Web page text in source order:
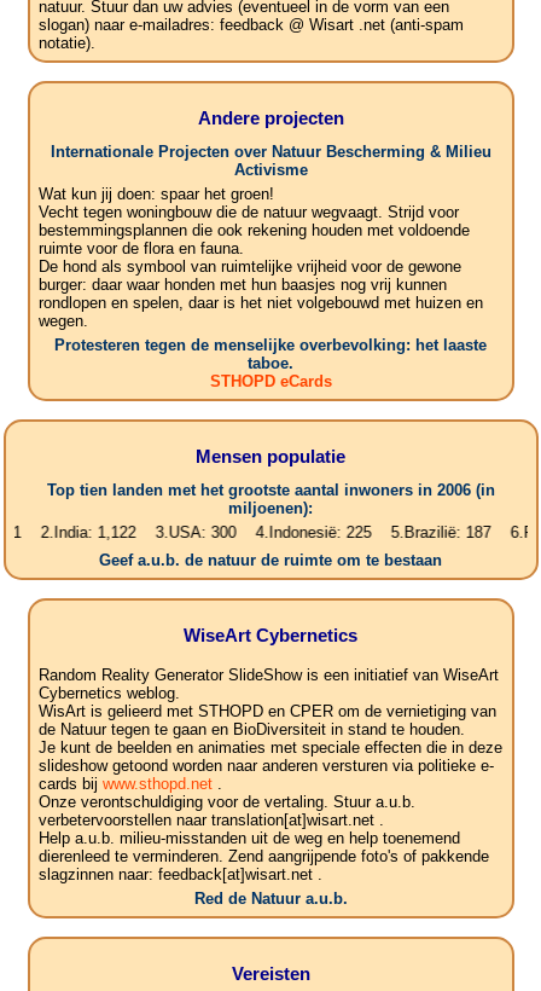
natuur. Stuur dan uw advies (eventueel in de vorm van een
slogan) naar e-mailadres: feedback @ Wisart .net (anti-spam
notatie).
Andere projecten
Internationale Projecten over Natuur Bescherming & Milieu
Activisme
Wat kun jij doen: spaar het groen!
Vecht tegen woningbouw die de natuur wegvaagt. Strijd voor
bestemmingsplannen die ook rekening houden met voldoende
ruimte voor de flora en fauna.
De hond als symbool van ruimtelijke vrijheid voor de gewone
burger: daar waar honden met hun baasjes nog vrij kunnen
rondlopen en spelen, daar is het niet volgebouwd met huizen en
wegen.
Protesteren tegen de menselijke overbevolking: het laaste
taboe.
STHOPD eCards
Mensen populatie
Top tien landen met het grootste aantal inwoners in 2006 (in
miljoenen):
1,122 3.USA: 300 4.Indonesië: 225 5.Brazilië: 187 6.Pakistan:
Geef a.u.b. de natuur de ruimte om te bestaan
WiseArt Cybernetics
Random Reality Generator SlideShow is een initiatief van WiseArt
Cybernetics weblog.
WisArt is gelieerd met STHOPD en CPER om de vernietiging van
de Natuur tegen te gaan en BioDiversiteit in stand te houden.
Je kunt de beelden en animaties met speciale effecten die in deze
slideshow getoond worden naar anderen versturen via politieke e-
cards bij www.sthopd.net.
Onze verontschuldiging voor de vertaling. Stuur a.u.b.
verbetervoorstellen naar translation[at]wisart.net .
Help a.u.b. milieu-misstanden uit de weg en help toenemend
dierenleed te verminderen. Zend aangrijpende foto's of pakkende
slagzinnen naar: feedback[at]wisart.net .
Red de Natuur a.u.b.
Vereisten